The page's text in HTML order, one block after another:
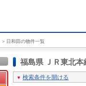
＞ 日和田の物件一覧
福島県 ＪＲ東北
検索条件を開ける